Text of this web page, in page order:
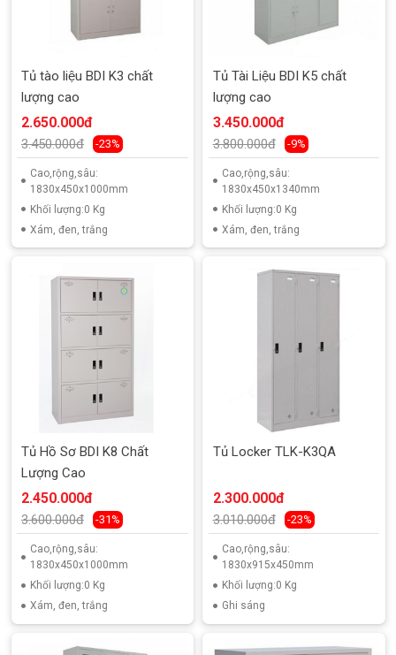
Tủ tào liệu BDI K3 chất
lượng cao
2.650.000đ
3.450.000đ -23%
Cao,rộng,sâu:
1830x450x1000mm
Khối lượng:0 Kg
Xám, đen, trắng
Tủ Tài Liệu BDI K5 chất
lượng cao
3.450.000đ
3.800.000đ -9%
Cao,rộng,sâu:
1830x450x1340mm
Khối lượng:0 Kg
Xám, đen, trắng
Tủ Hồ Sơ BDI K8 Chất
Lượng Cao
2.450.000đ
3.600.000đ -31%
Cao,rộng,sâu:
1830x450x1000mm
Khối lượng:0 Kg
Xám, đen, trắng
Tủ Locker TLK-K3QA
2.300.000đ
3.010.000đ -23%
Cao,rộng,sâu:
1830x915x450mm
Khối lượng:0 Kg
Ghi sáng